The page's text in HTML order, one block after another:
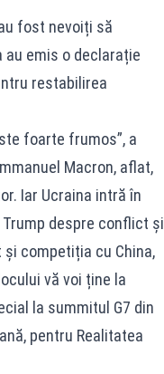
fost nevoiți să
au emis o declarație
restabilirea
foarte frumos”, a
Macron, aflat,
Iar Ucraina intră în
despre conflict și
competiția cu China,
vă voi ține la
la summitul G7 din
pentru Realitatea